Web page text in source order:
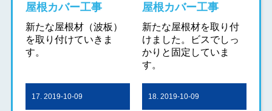
屋根カバー工事
新たな屋根材（波板）
を取り付けていきま
す。
屋根カバー工事
新たな屋根材を取り付
けました。ビスでしっ
かりと固定していま
す。
17. 2019-10-09 18. 2019-10-09